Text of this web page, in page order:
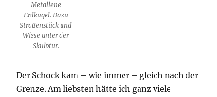
Metallene
Erdkugel. Dazu
Straßenstück und
Wiese unter der
Skulptur.
Der Schock kam – wie immer – gleich nach der
Grenze. Am liebsten hätte ich ganz viele